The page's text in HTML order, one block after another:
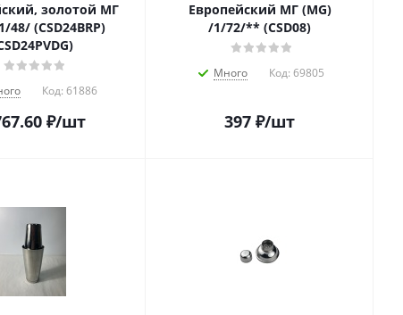
золотой МГ
48/ (CSD24BRP)
Код: 61886
₽/шт
Европейский МГ (MG)
/1/72/** (CSD08)
Много Код: 69805
397 ₽/шт